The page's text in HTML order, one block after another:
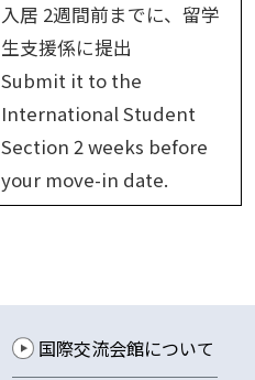
国際交流会館について
入居 2週間前までに、留学
生支援係に提出
Submit it to the
International Student
Section 2 weeks before
your move-in date.